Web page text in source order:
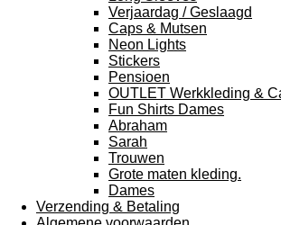
Verjaardag / Geslaagd
Caps & Mutsen
Neon Lights
Stickers
Pensioen
OUTLET Werkkleding &
Fun Shirts Dames
Abraham
Sarah
Trouwen
Grote maten kleding.
Dames
Verzending & Betaling